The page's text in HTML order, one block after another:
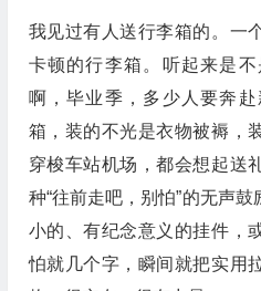
我见过有人送行李箱的。一
卡顿的行李箱。听起来是
啊，毕业季，多少人要奔
箱，装的不光是衣物被褥，
穿梭车站机场，都会想起送
种“往前走吧，别怕”的无声
小的、有纪念意义的挂件，
怕就几个字，瞬间就把实用